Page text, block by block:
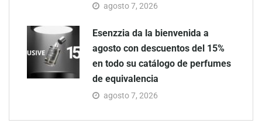
agosto 7, 2026
Esenzzia da la bienvenida a
agosto con descuentos del 15%
en todo su catálogo de perfumes
de equivalencia
agosto 7, 2026